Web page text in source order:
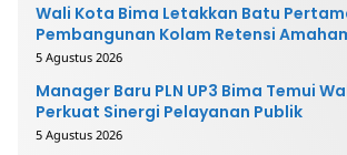
Wali Kota Bima Letakkan Batu
Pembangunan Kolam Retensi
5 Agustus 2026
Manager Baru PLN UP3 Bima Temui
Perkuat Sinergi Pelayanan Publik
5 Agustus 2026